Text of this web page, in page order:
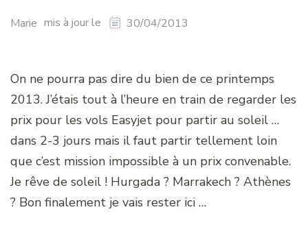
Marie mis à jour le 30/04/2013
On ne pourra pas dire du bien de ce printemps
2013. J’étais tout à l’heure en train de regarder les
prix pour les vols Easyjet pour partir au soleil …
dans 2-3 jours mais il faut partir tellement loin
que c’est mission impossible à un prix convenable.
Je rêve de soleil ! Hurgada ? Marrakech ? Athènes
? Bon finalement je vais rester ici …